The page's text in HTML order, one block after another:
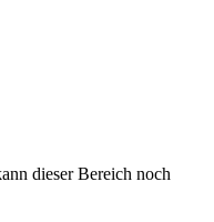
dieser Bereich noch